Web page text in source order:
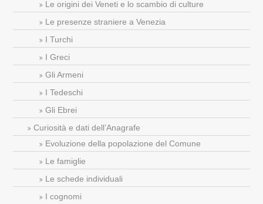
Le origini dei Veneti e lo scambio di culture
Le presenze straniere a Venezia
I Turchi
I Greci
Gli Armeni
I Tedeschi
Gli Ebrei
Curiosità e dati dell’Anagrafe
Evoluzione della popolazione del Comune
Le famiglie
Le schede individuali
I cognomi